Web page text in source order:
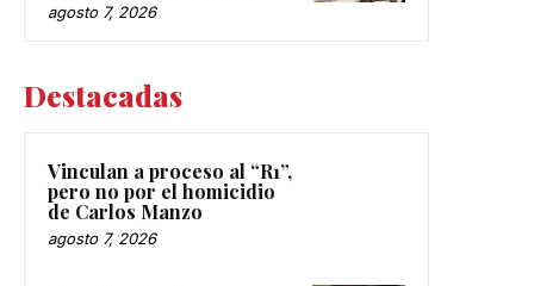
agosto 7, 2026
Destacadas
Vinculan a proceso al “R1”,
pero no por el homicidio
de Carlos Manzo
agosto 7, 2026